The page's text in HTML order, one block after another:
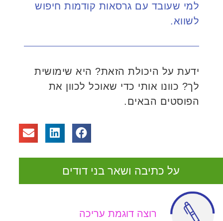
למי שעובד עם גרסאות קודמות חיפוש
לשווא.
ידעת על היכולת הזאת? היא שימושית
לך? כוונו אותי כדי שאוכל לכוון את
הפוסטים הבאים.
על כתיבה ושאר בני דודים
רוצה דוגמת עריכה